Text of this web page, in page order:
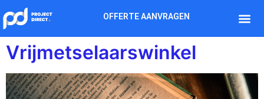
OFFERTE AANVRAGEN
Vrijmetselaarswinkel